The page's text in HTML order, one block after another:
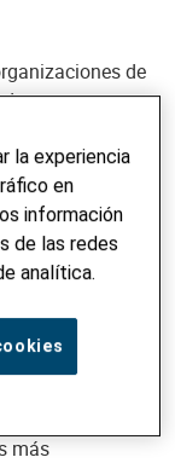
de
para
más segura.
la toma de
para influir en
Reforzamos las
de género, en
más
la experiencia
en
información
de las redes
analítica.